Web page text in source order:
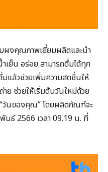
ผงคุณภาพเยี่ยมผลิตและนำ
ำเย็น อร่อย สามารถดื่มได้ทุก
แล้วช่วยเพิ่มความสดชื่นให้
ย ช่วยให้เริ่มต้นวันใหม่ด้วย
“วันของคุณ” โดยผลิตภัณฑ์จะ
นธ์ 2566 เวลา 09.19 น. ที่